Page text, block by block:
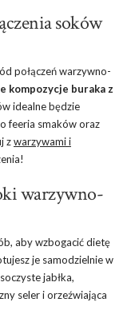
soków
połączeń warzywno-
kompozycje buraka z
idealne będzie
feeria smaków oraz
zwarzywami i
warzywno-
aby wzbogacić dietę
je samodzielnie w
jabłka,
seler i orzeźwiająca